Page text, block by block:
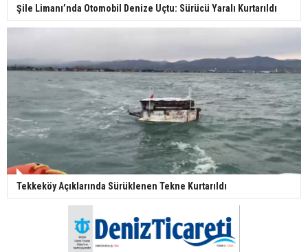
Şile Limanı’nda Otomobil Denize Uçtu: Sürücü Yaralı Kurtarıldı
Tekkeköy Açıklarında Sürüklenen Tekne Kurtarıldı